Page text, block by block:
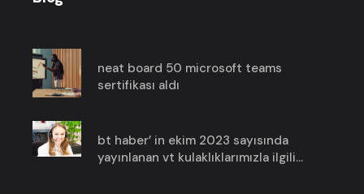
neat board 50 microsoft teams
sertifikası aldı
bt haber’ in ekim 2023 sayısında
yayınlanan vt kulaklıklarımızla ilgili